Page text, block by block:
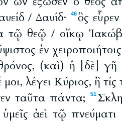
/ Δαυίδ·
46ὃς
τῷ θεῷ / οἴκῳ
ἐν
(καὶ) ἡ [δὲ]
μοι, λέγει Κύριος, ἢ
ταῦτα πάντα; 51
ἀεὶ τῷ